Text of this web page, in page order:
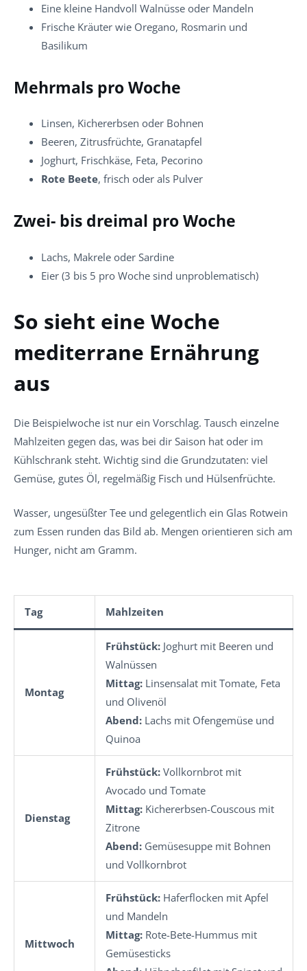
Eine kleine Handvoll Walnüsse oder Mandeln
Frische Kräuter wie Oregano, Rosmarin und
Basilikum
Mehrmals pro Woche
Linsen, Kichererbsen oder Bohnen
Beeren, Zitrusfrüchte, Granatapfel
Joghurt, Frischkäse, Feta, Pecorino
Rote Beete, frisch oder als Pulver
Zwei- bis dreimal pro Woche
Lachs, Makrele oder Sardine
Eier (3 bis 5 pro Woche sind unproblematisch)
So sieht eine Woche
mediterrane Ernährung
aus
Die Beispielwoche ist nur ein Vorschlag. Tausch einzelne
Mahlzeiten gegen das, was bei dir Saison hat oder im
Kühlschrank steht. Wichtig sind die Grundzutaten: viel
Gemüse, gutes Öl, regelmäßig Fisch und Hülsenfrüchte.
Wasser, ungesüßter Tee und gelegentlich ein Glas Rotwein
zum Essen runden das Bild ab. Mengen orientieren sich am
Hunger, nicht am Gramm.
Tag Mahlzeiten
Montag
Frühstück: Joghurt mit Beeren und
Walnüssen
Mittag: Linsensalat mit Tomate, Feta
und Olivenöl
Abend: Lachs mit Ofengemüse und
Quinoa
Dienstag
Frühstück: Vollkornbrot mit
Avocado und Tomate
Mittag: Kichererbsen-Couscous mit
Zitrone
Abend: Gemüsesuppe mit Bohnen
und Vollkornbrot
Mittwoch
Frühstück: Haferflocken mit Apfel
und Mandeln
Mittag: Rote-Bete-Hummus mit
Gemüsesticks